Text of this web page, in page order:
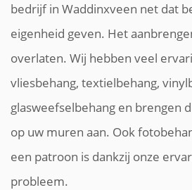
bedrijf in Waddinxveen net dat
eigenheid geven. Het
overlaten. Wij hebben veel
vliesbehang, textielbehang,
glasweefselbehang en brengen
op uw muren aan. Ook
een patroon is dankzij onze
probleem.